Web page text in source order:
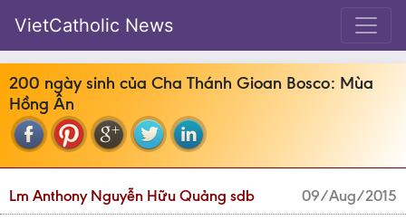
VietCatholic News
200 ngày sinh của Cha Thánh Gioan Bosco: Mùa
Hồng Ân
Lm Anthony Nguyễn Hữu Quảng sdb 09/Aug/2015